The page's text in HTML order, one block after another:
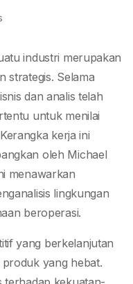
industri merupakan
strategis. Selama
dan analis telah
untuk menilai
kerja ini
oleh Michael
menawarkan
lingkungan
beroperasi.
yang berkelanjutan
yang hebat.